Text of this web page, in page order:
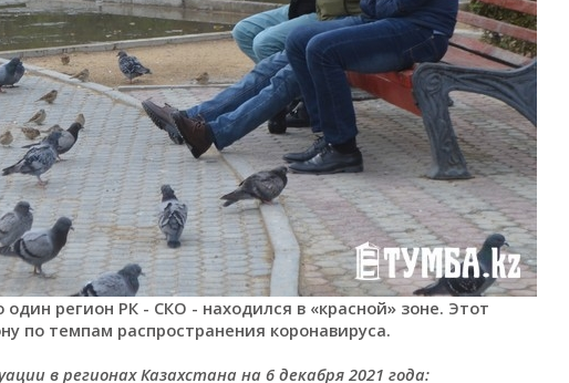
регион РК - СКО - находился в «красной» зоне. Этот
по темпам распространения коронавируса.
в регионах Казахстана на 6 декабря 2021 года: